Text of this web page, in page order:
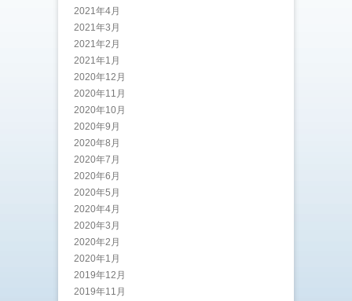
2021年4月
2021年3月
2021年2月
2021年1月
2020年12月
2020年11月
2020年10月
2020年9月
2020年8月
2020年7月
2020年6月
2020年5月
2020年4月
2020年3月
2020年2月
2020年1月
2019年12月
2019年11月